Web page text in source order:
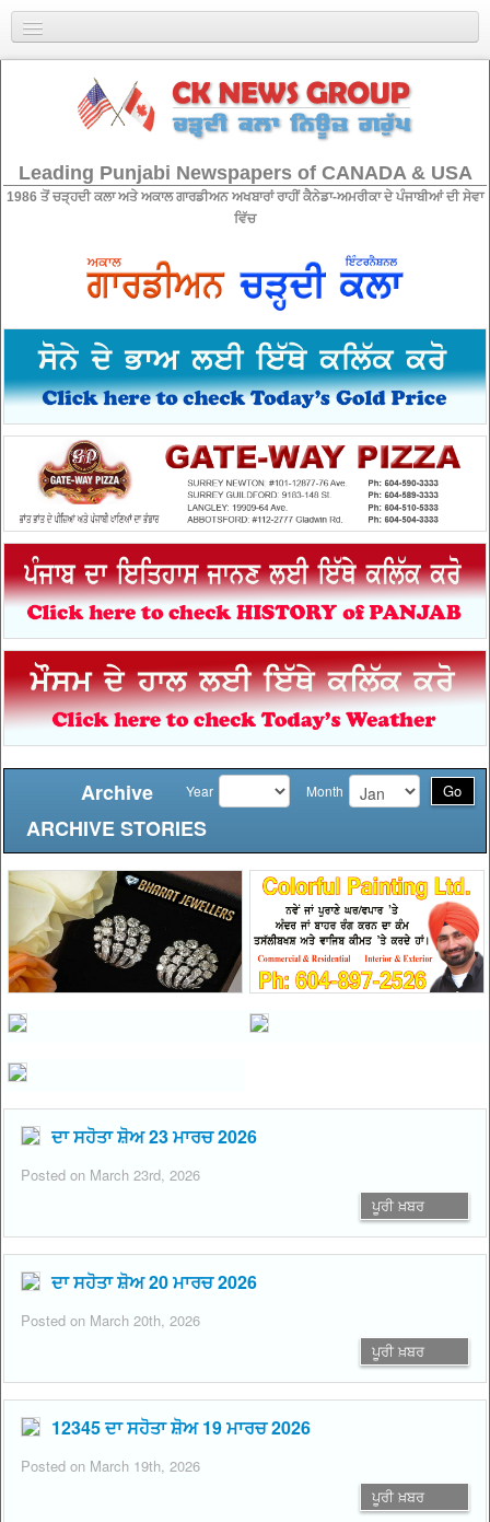
About Us
Classifieds
Leading Punjabi Newspapers of CANADA & USA
1986 ਤੋਂ ਚੜ੍ਹਦੀ ਕਲਾ ਅਤੇ ਅਕਾਲ ਗਾਰਡੀਅਨ ਅਖਬਾਰਾਂ ਰਾਹੀਂ ਕੈਨੇਡਾ-ਅਮਰੀਕਾ ਦੇ ਪੰਜਾਬੀਆਂ ਦੀ ਸੇਵਾ
ਵਿੱਚ
Archive Year Month Go
ARCHIVE STORIES
ਦਾ ਸਹੋਤਾ ਸ਼ੋਅ 23 ਮਾਰਚ 2026
Posted on March 23rd, 2026
ਪੂਰੀ ਖ਼ਬਰ
ਦਾ ਸਹੋਤਾ ਸ਼ੋਅ 20 ਮਾਰਚ 2026
Posted on March 20th, 2026
ਪੂਰੀ ਖ਼ਬਰ
12345 ਦਾ ਸਹੋਤਾ ਸ਼ੋਅ 19 ਮਾਰਚ 2026
Posted on March 19th, 2026
ਪੂਰੀ ਖ਼ਬਰ